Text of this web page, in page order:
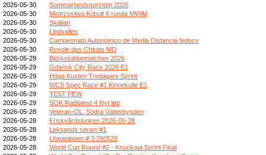
2026-05-30
Sommarlandssprinten 2026
2026-05-30
Mistrzostwa Kobułt 6 runda MWiM
2026-05-30
Skällan
2026-05-30
Lindvallen
2026-05-30
Campeonato Autonómico de Media Distancia fedocv
2026-05-30
Revole des Chirats MD
2026-05-29
Björkstubbematchen 2026
2026-05-29
Gdańsk City Race 2026 E1
2026-05-29
Höga Kusten Tredagars Sprint
2026-05-29
WCS Spec Race #1 Kinnekulle E1
2026-05-29
TEST PEW
2026-05-29
SOK Radiotest 4 Nyt løb
2026-05-28
Veteran-OL, Södra Vätterbygden
2026-05-28
Friskvårdslunken 2026-05-28
2026-05-28
Leksands serien #1
2026-05-28
Utmaningen # 3 260528
2026-05-28
World Cup Round #2 - Knockout Sprint Final